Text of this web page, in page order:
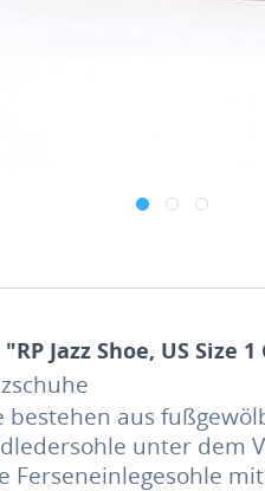
Jazz Shoe, US Size 1
bestehen aus
unter dem
Ferseneinlegesohle mit